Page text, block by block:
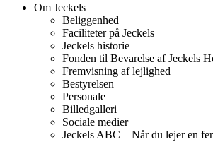
Om Jeckels
Beliggenhed
Faciliteter på Jeckels
Jeckels historie
Fonden til Bevarelse af Jeckels
Fremvisning af lejlighed
Bestyrelsen
Personale
Billedgalleri
Sociale medier
Jeckels ABC – Når du lejer en